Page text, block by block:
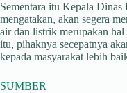
Sementara itu Kepala
mengatakan, akan segera
air dan listrik merupakan
itu, pihaknya secepatnya
kepada masyarakat lebih
SUMBER